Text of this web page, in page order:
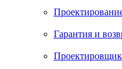
Гарантия и